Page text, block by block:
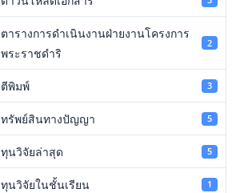
ตารางการดำเนินงานฝ่ายงานโครงการ
พระราชดำริ
2
ตีพิมพ์ 3
ทรัพย์สินทางปัญญา 5
ทุนวิจัยล่าสุด 5
ทุนวิจัยในชั้นเรียน 1